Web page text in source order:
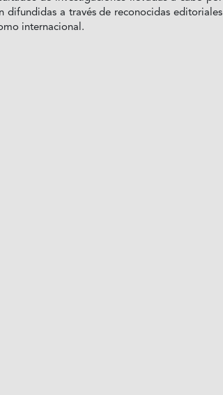
difundidas a través de reconocidas editoriales
internacional.